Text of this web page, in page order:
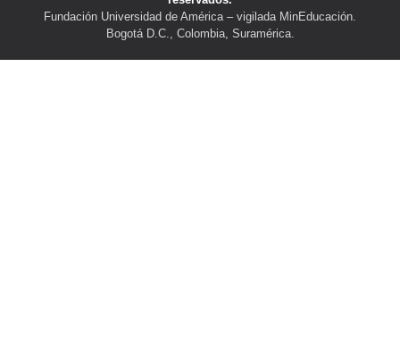
Fundación Universidad de América – vigilada MinEducación.
Bogotá D.C., Colombia, Suramérica.